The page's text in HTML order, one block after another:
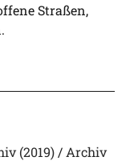
Straßen,
(2019)
Archiv